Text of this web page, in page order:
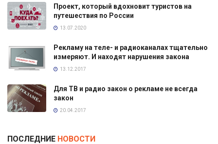
Проект, который вдохновит туристов на
путешествия по России
13.07.2020
Рекламу на теле- и радиоканалах тщательно
измеряют. И находят нарушения закона
13.12.2017
Для ТВ и радио закон о рекламе не всегда
закон
20.04.2017
ПОСЛЕДНИЕ НОВОСТИ